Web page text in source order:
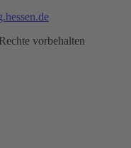
vorbehalten